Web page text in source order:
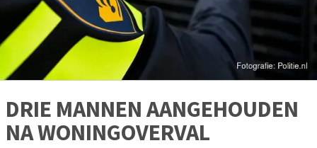
DRIE MANNEN AANGEHOUDEN
NA WONINGOVERVAL